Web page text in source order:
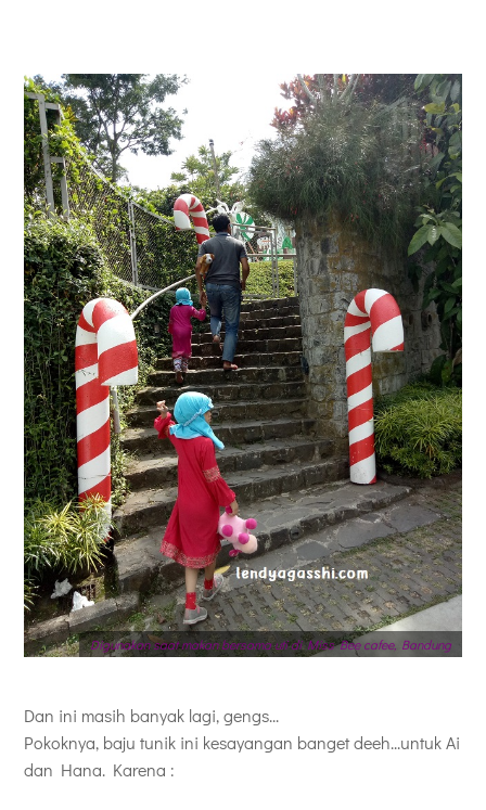
Digunakan saat makan bersama uti di Miss Bee cafee, Bandung
Dan ini masih banyak lagi, gengs...
Pokoknya, baju tunik ini kesayangan banget deeh...untuk Ai
dan Hana. Karena :